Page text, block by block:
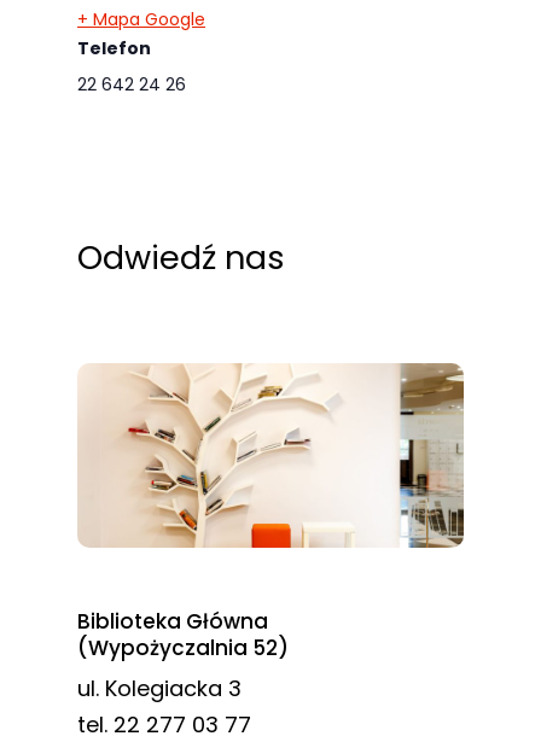
+ Mapa Google
Telefon
22 642 24 26
Odwiedź nas
Biblioteka Główna
(Wypożyczalnia 52)
ul. Kolegiacka 3
tel. 22 277 03 77
odwiedzania naszej
strony, zwiększasz
szansę na